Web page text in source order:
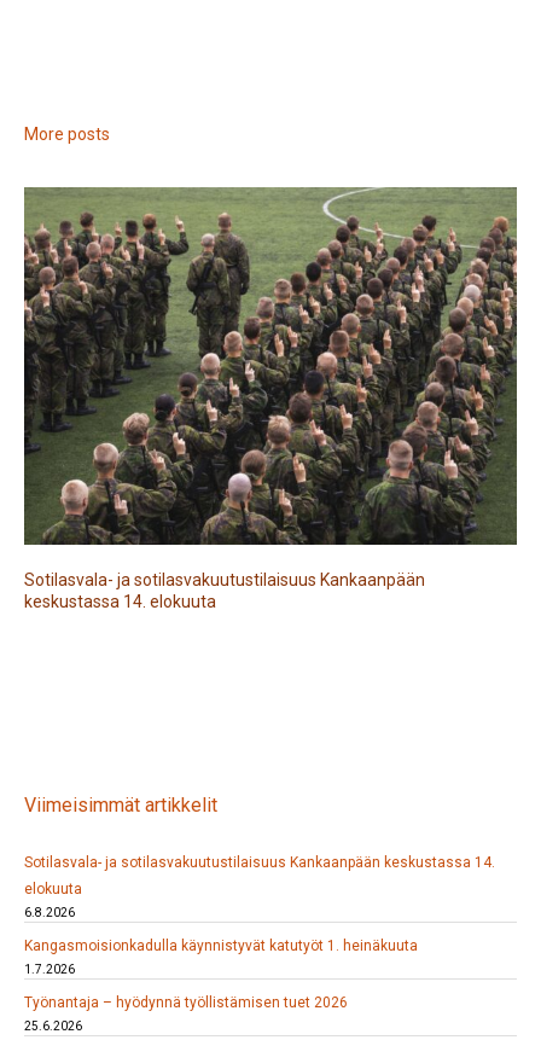
More posts
Sotilasvala- ja sotilasvakuutustilaisuus Kankaanpään
keskustassa 14. elokuuta
Viimeisimmät artikkelit
Sotilasvala- ja sotilasvakuutustilaisuus Kankaanpään keskustassa 14.
elokuuta
6.8.2026
Kangasmoisionkadulla käynnistyvät katutyöt 1. heinäkuuta
1.7.2026
Työnantaja – hyödynnä työllistämisen tuet 2026
25.6.2026